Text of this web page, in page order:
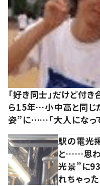
「好き同士」だけど付
ら15年…小中高と同じ
姿”に……「大人になっ
駅の電光
と……思わ
光景”に93
れちゃった